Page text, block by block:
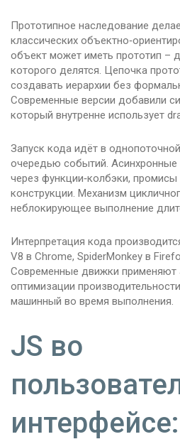
Прототипное наследование
классических
объект может иметь прототип –
которого делятся. Цепочка
создавать иерархии без
Современные версии добавили
который внутренне использует
Запуск кода идёт в
очередью событий. Асинхронные
через функции‑колбэки,
конструкции. Механизм
неблокирующее выполнение
Интерпретация кода
V8 в Chrome, SpiderMonkey в
Современные движки применяют
оптимизации
машинный во время выполнения.
JS во
интерфейсе: